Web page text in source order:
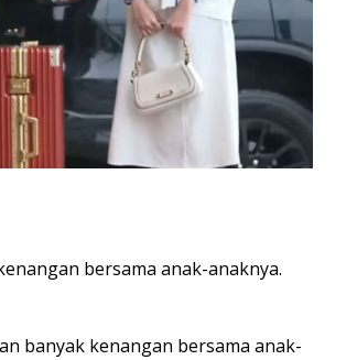
bersama anak-anaknya.
banyak kenangan bersama anak-